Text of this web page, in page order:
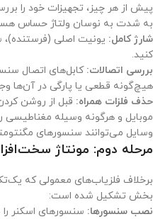
پیش از هر چیز، تجهیزات خود را
به شدت به نوسان ولتاژ حساس
شارژ کامل:
کنید.
بررسی اتصالات: کابل‌های اتصال
هیچ‌گونه قطعی یا پارگی در آن‌ها
حذف فلزات همراه: قبل از روشن
موبایل و هرگونه وسیله مغناطیسی
وسایل می‌توانند سنسورهای مگنتومتر
مرحله دوم: مونتاژ
برخلاف فلزیاب‌های معمولی که
بخش تشکیل شده است:
نصب سنسورها: سنسورهای اسکنر